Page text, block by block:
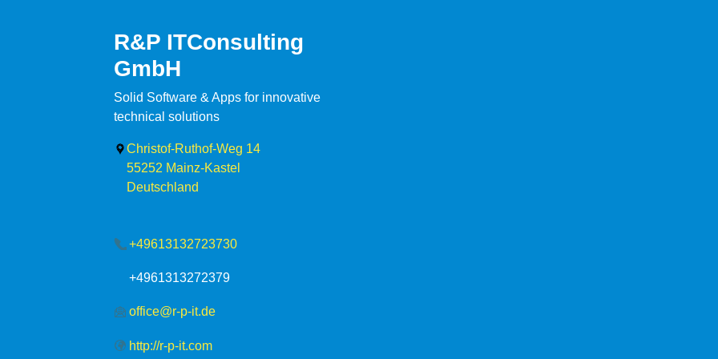
R&P ITConsulting
GmbH
Solid Software & Apps for innovative
technical solutions
Christof-Ruthof-Weg 14
55252 Mainz-Kastel
Deutschland
+49613132723730
+4961313272379
office@r-p-it.de
http://r-p-it.com